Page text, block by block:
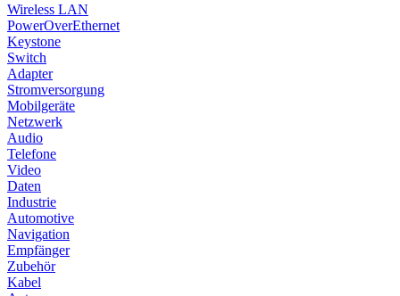
Wireless LAN
PowerOverEthernet
Keystone
Switch
Adapter
Stromversorgung
Mobilgeräte
Netzwerk
Audio
Telefone
Video
Daten
Industrie
Automotive
Navigation
Empfänger
Zubehör
Kabel